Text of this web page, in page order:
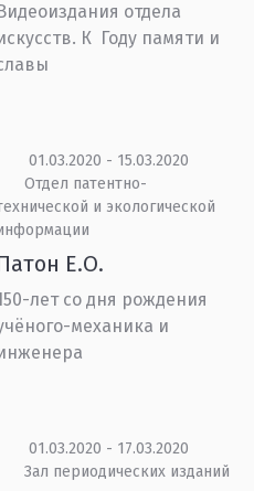
отдела
К Году памяти и
01.03.2020 - 15.03.2020
Отдел патентно-
и экологической
Е.О.
лет со дня рождения
механика и
01.03.2020 - 17.03.2020
Зал периодических изданий